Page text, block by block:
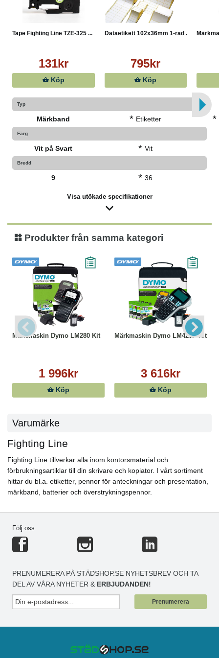
Tape Fighting Line TZE-325 ...
131kr
Köp
Dataetikett 102x36mm 1-rad ...
795kr
Köp
Typ
Märkband * Etiketter *
Färg
Vit på Svart * Vit
Bredd
9 * 36
Visa utökade specifikationer
Produkter från samma kategori
Märkmaskin Dymo LM280 Kit
1 996kr
Köp
Märkmaskin Dymo LM420P Kit
3 616kr
Köp
Varumärke
Fighting Line
Fighting Line tillverkar alla inom kontorsmaterial och
förbrukningsartiklar till din skrivare och kopiator. I vårt sortiment
hittar du bl.a. etiketter, pennor för anteckningar och presentation,
märkband, batterier och överstrykningspennor.
Följ oss
PRENUMERERA PÅ STÄDSHOP.SE NYHETSBREV OCH TA
DEL AV VÅRA NYHETER & ERBJUDANDEN!
Prenumerera